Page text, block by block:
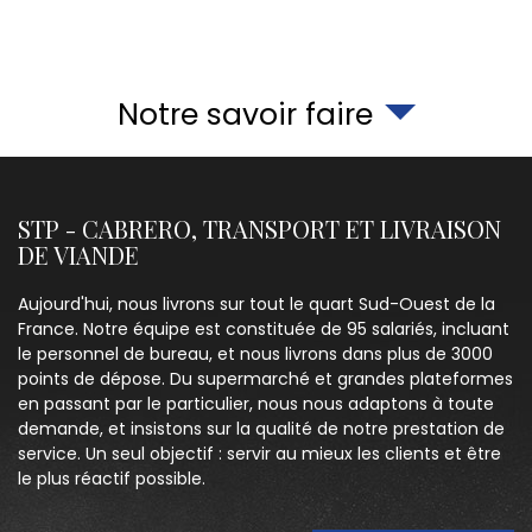
Notre savoir faire
STP - CABRERO, TRANSPORT ET LIVRAISON
DE VIANDE
Aujourd'hui, nous livrons sur tout le quart Sud-Ouest de la
France. Notre équipe est constituée de 95 salariés, incluant
le personnel de bureau, et nous livrons dans plus de 3000
points de dépose. Du supermarché et grandes plateformes
en passant par le particulier, nous nous adaptons à toute
demande, et insistons sur la qualité de notre prestation de
service. Un seul objectif : servir au mieux les clients et être
le plus réactif possible.